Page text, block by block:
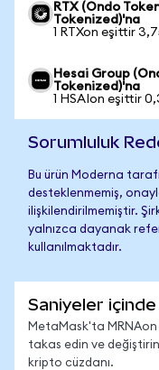
RTX (Ondo
Tokenized)'na
1 RTXon eşittir
Hesai Group
Tokenized)'na
1 HSAIon eşittir
Sorumluluk
Bu ürün Moderna
desteklenmemiş,
ilişkilendirilmemiştir.
yalnızca dayanak
kullanılmaktadır.
Saniyeler
MetaMask'ta MRNAon
takas edin ve
kripto cüzdanı.